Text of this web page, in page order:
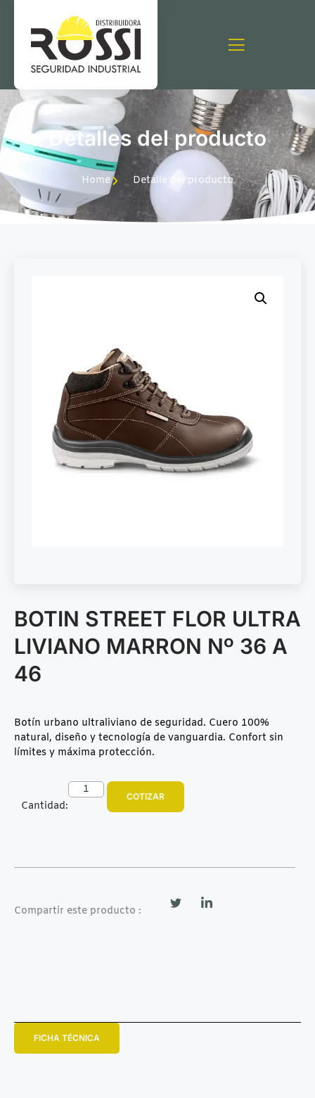
Detalles del producto
Home Detalle del producto
BOTIN STREET FLOR ULTRA
LIVIANO MARRON Nº 36 A
46
Botín urbano ultraliviano de seguridad. Cuero 100%
natural, diseño y tecnología de vanguardia. Confort sin
límites y máxima protección.
Cantidad:
COTIZAR
Compartir este producto :
FICHA TÉCNICA